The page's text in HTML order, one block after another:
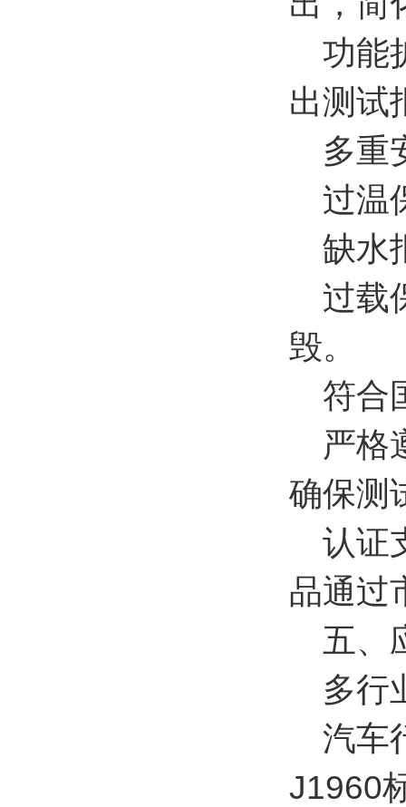
功能
出测试
多重
过温
缺水
过载
毁。
符合
严格
确保测
认证
品通过
五、
多行
汽车
J1960